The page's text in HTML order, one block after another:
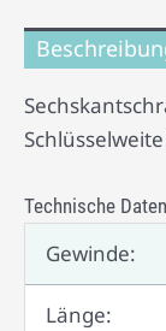
Technische Daten
Gewinde:
Länge: